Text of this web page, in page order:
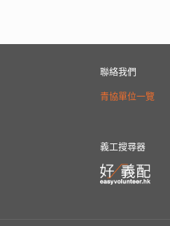
聯絡我們
青協單位一覽
義工搜尋器